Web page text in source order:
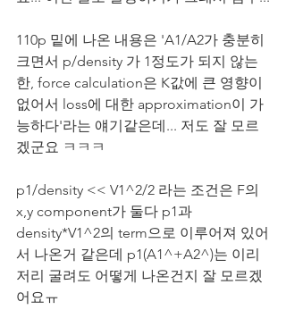
110p 밑에 나온 내용은 'A1/A2가 충분히
크면서 p/density 가 1정도가 되지 않는
한, force calculation은 K값에 큰 영향이
없어서 loss에 대한 approximation이 가
능하다'라는 얘기같은데... 저도 잘 모르
겠군요 ㅋㅋㅋ
p1/density << V1^2/2 라는 조건은 F의
x,y component가 둘다 p1과
density*V1^2의 term으로 이루어져 있어
서 나온거 같은데 p1(A1^+A2^)는 이리
저리 굴려도 어떻게 나온건지 잘 모르겠
어요ㅠ